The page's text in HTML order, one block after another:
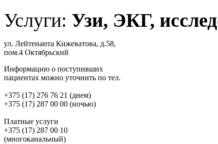
Услуги: Узи, ЭКГ,
ул. Лейтенанта Кижеватова, д.58,
пом.4 Октябрьский
Информацию о поступивших
пациентах можно уточнить по тел.
+375 (17) 276 76 21 (днем)
+375 (17) 287 00 00 (ночью)
Платные услуги
+375 (17) 287 00 10
(многоканальный)